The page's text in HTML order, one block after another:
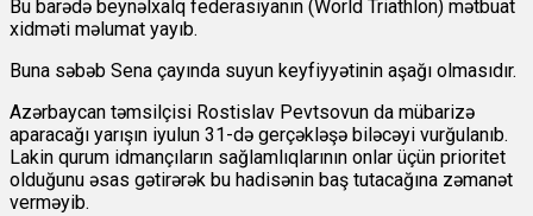
Bu barədə beynəlxalq federasiyanın (World Triathlon) mətbuat
xidməti məlumat yayıb.
Buna səbəb Sena çayında suyun keyfiyyətinin aşağı olmasıdır.
Azərbaycan təmsilçisi Rostislav Pevtsovun da mübarizə
aparacağı yarışın iyulun 31-də gerçəkləşə biləcəyi vurğulanıb.
Lakin qurum idmançıların sağlamlıqlarının onlar üçün prioritet
olduğunu əsas gətirərək bu hadisənin baş tutacağına zəmanət
verməyib.